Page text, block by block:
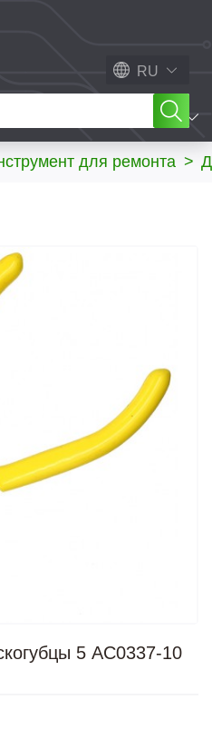
RU
МЕНЮ
для ремонта >
5 АС0337-10